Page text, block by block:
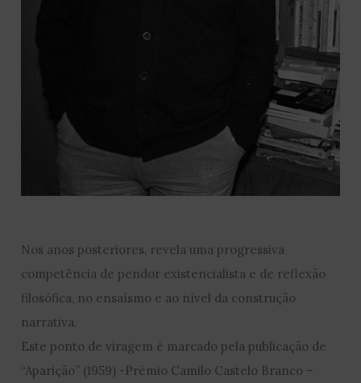
Nos anos posteriores, revela uma progressiva
competência de pendor existencialista e de reflexão
filosófica, no ensaísmo e ao nível da construção
narrativa.
Este ponto de viragem é marcado pela publicação de
“Aparição” (1959) -Prémio Camilo Castelo Branco –